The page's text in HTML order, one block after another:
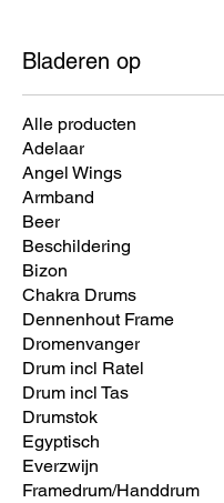
Bladeren op
Alle producten
Adelaar
Angel Wings
Armband
Beer
Beschildering
Bizon
Chakra Drums
Dennenhout Frame
Dromenvanger
Drum incl Ratel
Drum incl Tas
Drumstok
Egyptisch
Everzwijn
Framedrum/Handdrum